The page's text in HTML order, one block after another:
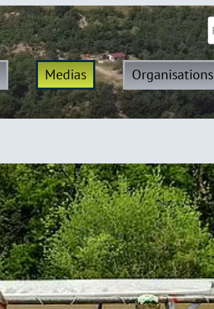
Medias Organisations